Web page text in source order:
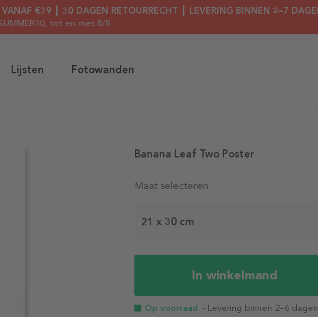
€39 ┃ 30 DAGEN RETOURRECHT ┃ LEVERING BINNEN 2–7
, tot en met 8/8
Lijsten Fotowanden
Maat selecteren
21 x 30 cm
In winkelmand
Op voorraad - Levering binnen 2–6 dagen
Banana Leaf Two Poster